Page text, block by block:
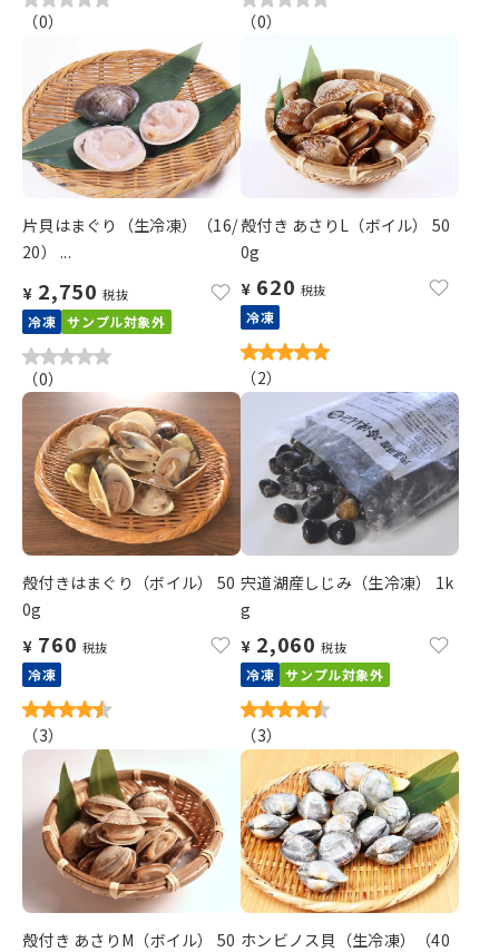
（0） （0）
片貝はまぐり（生冷凍）（16/
20） ...
¥ 2,750 税抜
冷凍 サンプル対象外
（0）
殻付き あさりL（ボイル） 50
0g
¥ 620 税抜
冷凍
（2）
殻付きはまぐり（ボイル） 50
0g
¥ 760 税抜
冷凍
（3）
宍道湖産しじみ（生冷凍） 1k
g
¥ 2,060 税抜
冷凍 サンプル対象外
（3）
殻付き あさりM（ボイル） 50 ホンビノス貝（生冷凍）（40